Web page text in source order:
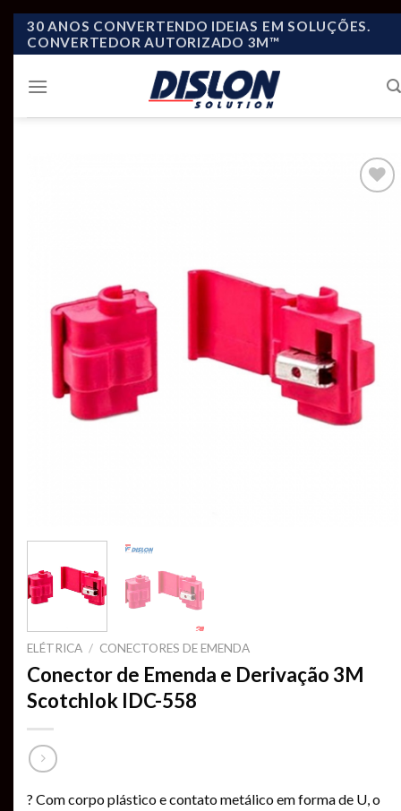
Skip
30 ANOS CONVERTENDO IDEIAS EM SOLUÇÕES.
CONVERTEDOR AUTORIZADO 3M™
ELÉTRICA / CONECTORES DE EMENDA
Conector de Emenda e Derivação 3M
Scotchlok IDC-558
? Com corpo plástico e contato metálico em forma de U, o